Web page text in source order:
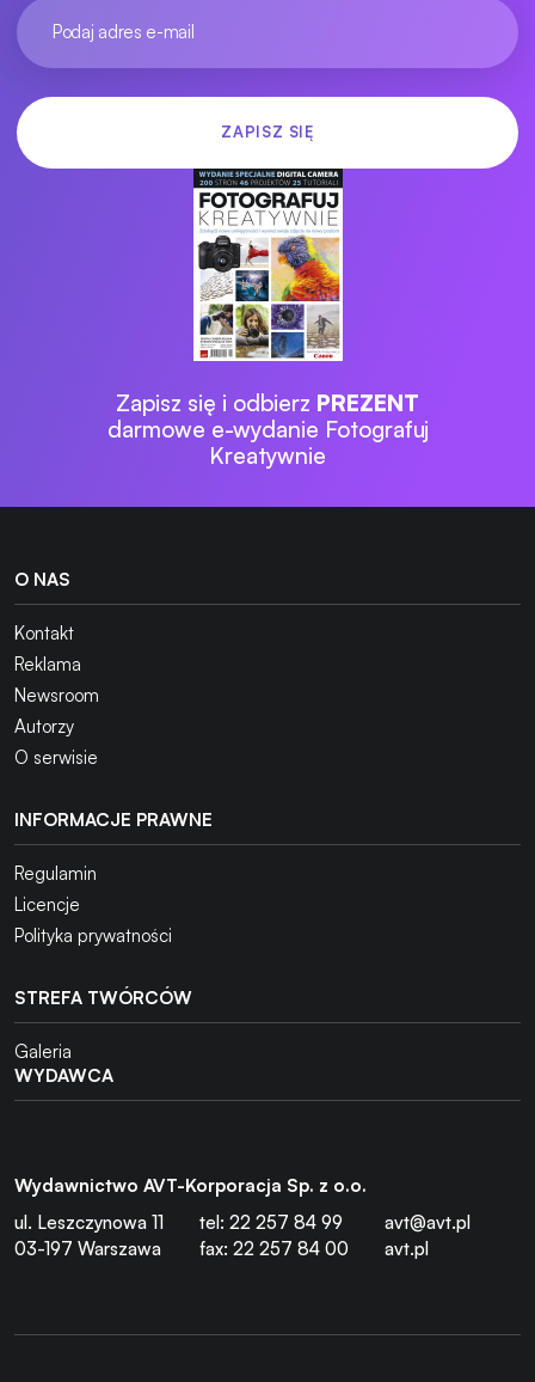
Zapisz się i odbierz PREZENT
darmowe e-wydanie Fotografuj
Kreatywnie
O NAS
Kontakt
Reklama
Newsroom
Autorzy
O serwisie
INFORMACJE PRAWNE
Regulamin
Licencje
Polityka prywatności
STREFA TWÓRCÓW
Galeria
WYDAWCA
Wydawnictwo AVT-Korporacja Sp. z o.o.
ul. Leszczynowa 11
03-197 Warszawa
tel: 22 257 84 99
fax: 22 257 84 00
avt@avt.pl
avt.pl